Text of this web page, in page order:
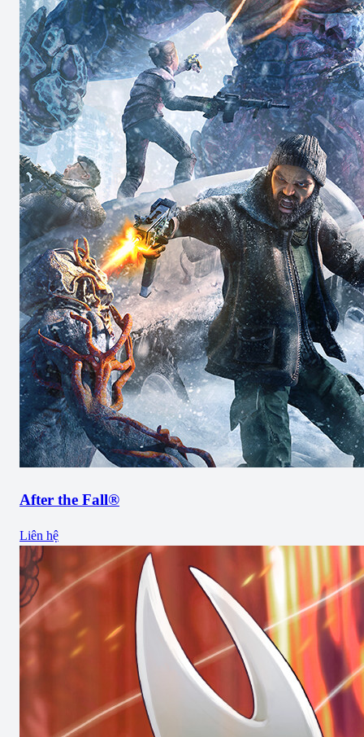
After the Fall®
Liên hệ